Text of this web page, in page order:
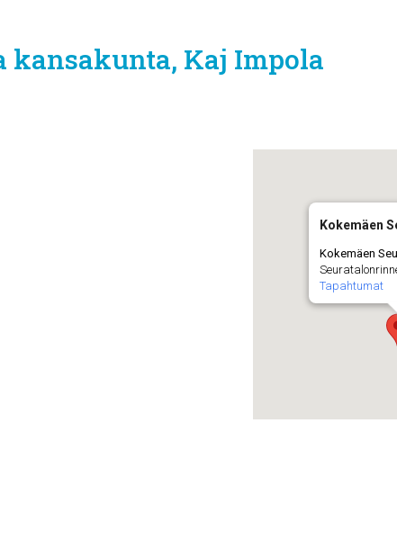
Kaj Impola
Kokemäen
Kokemäen
Tapahtumat